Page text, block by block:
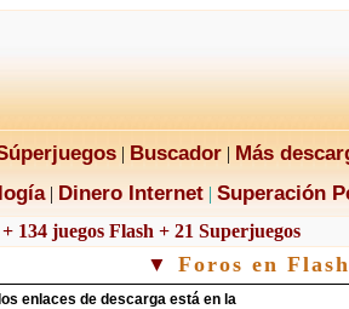
| Buscador| Más
| Dinero Internet| Superación
134 juegos Flash + 21 Superjuegos
▼ Foros en Flash
enlaces de descarga está en la